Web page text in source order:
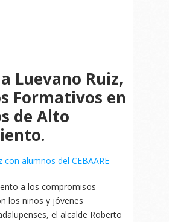
Luevano Ruiz,
Formativos en
de Alto
a los compromisos
los niños y jóvenes
el alcalde Roberto